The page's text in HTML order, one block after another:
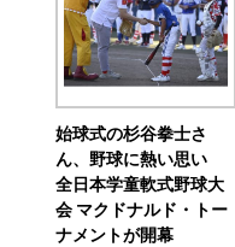
始球式の杉谷拳士さ
ん、野球に熱い思い
全日本学童軟式野球大
会 マクドナルド・トー
ナメントが開幕